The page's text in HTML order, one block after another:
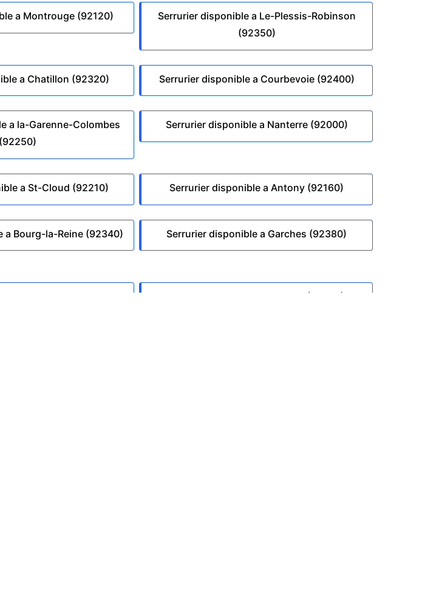
a Montrouge (92120)
Serrurier disponible a Le-Plessis-Robinson
(92350)
a Chatillon (92320) Serrurier disponible a Courbevoie (92400)
a la-Garenne-Colombes
(92250)
Serrurier disponible a Nanterre (92000)
a St-Cloud (92210) Serrurier disponible a Antony (92160)
a Bourg-la-Reine (92340) Serrurier disponible a Garches (92380)
Serrurier disponible a Sceaux (92330)